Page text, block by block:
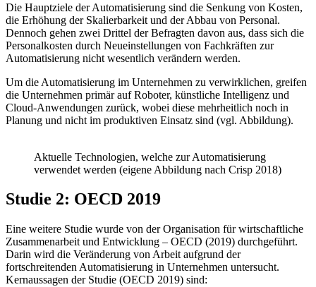
Die Hauptziele der Automatisierung sind die Senkung von Kosten,
die Erhöhung der Skalierbarkeit und der Abbau von Personal.
Dennoch gehen zwei Drittel der Befragten davon aus, dass sich die
Personalkosten durch Neueinstellungen von Fachkräften zur
Automatisierung nicht wesentlich verändern werden.
Um die Automatisierung im Unternehmen zu verwirklichen, greifen
die Unternehmen primär auf Roboter, künstliche Intelligenz und
Cloud-Anwendungen zurück, wobei diese mehrheitlich noch in
Planung und nicht im produktiven Einsatz sind (vgl. Abbildung).
Aktuelle Technologien, welche zur Automatisierung
verwendet werden (eigene Abbildung nach Crisp 2018)
Studie 2: OECD 2019
Eine weitere Studie wurde von der Organisation für wirtschaftliche
Zusammenarbeit und Entwicklung – OECD (2019) durchgeführt.
Darin wird die Veränderung von Arbeit aufgrund der
fortschreitenden Automatisierung in Unternehmen untersucht.
Kernaussagen der Studie (OECD 2019) sind: